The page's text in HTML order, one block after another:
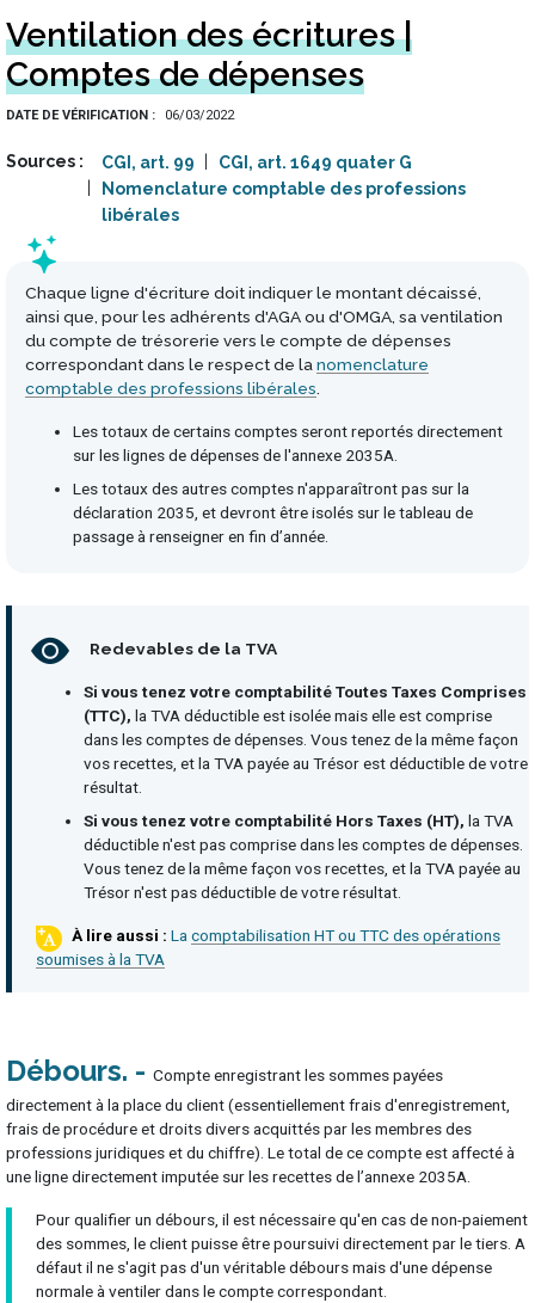
Ventilation des écritures |
Comptes de dépenses
DATE DE VÉRIFICATION 06/03/2022
Sources CGI, art. 99
CGI, art. 1649 quater G
Nomenclature comptable des professions
libérales
Chaque ligne d'écriture doit indiquer le montant décaissé,
ainsi que, pour les adhérents d'AGA ou d'OMGA, sa ventilation
du compte de trésorerie vers le compte de dépenses
correspondant dans le respect de la nomenclature
comptable des professions libérales
Les totaux de certains comptes seront reportés directement
sur les lignes de dépenses de l'annexe 2035A.
Les totaux des autres comptes n'apparaîtront pas sur la
déclaration 2035, et devront être isolés sur le tableau de
passage à renseigner en fin d’année.
Redevables de la TVA
Si vous tenez votre comptabilité Toutes Taxes Comprises
(TTC), la TVA déductible est isolée mais elle est comprise
dans les comptes de dépenses. Vous tenez de la même façon
vos recettes, et la TVA payée au Trésor est déductible de votre
résultat.
Si vous tenez votre comptabilité Hors Taxes (HT), la TVA
déductible n'est pas comprise dans les comptes de dépenses.
Vous tenez de la même façon vos recettes, et la TVA payée au
Trésor n'est pas déductible de votre résultat.
La comptabilisation HT ou TTC des opérations
soumises à la TVA
Débours
Compte enregistrant les sommes payées
directement à la place du client (essentiellement frais d'enregistrement,
frais de procédure et droits divers acquittés par les membres des
professions juridiques et du chiffre). Le total de ce compte est affecté à
une ligne directement imputée sur les recettes de l’annexe 2035A.
Pour qualifier un débours, il est nécessaire qu'en cas de non-paiement
des sommes, le client puisse être poursuivi directement par le tiers. A
défaut il ne s'agit pas d'un véritable débours mais d'une dépense
normale à ventiler dans le compte correspondant.